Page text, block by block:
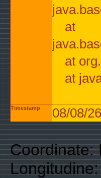
at
at
at
Timestamp 08/08/
Coordinate: